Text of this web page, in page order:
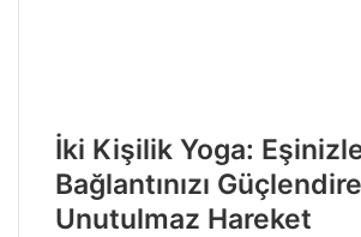
İki Kişilik Yoga:
Bağlantınızı
Unutulmaz Hareket